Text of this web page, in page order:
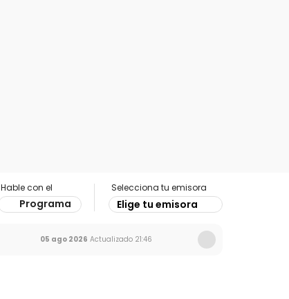
Hable con el
Programa
Selecciona tu emisora
Elige tu emisora
05 ago 2026 Actualizado 21:46